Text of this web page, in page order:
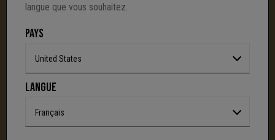
UNE NOUVELLE PAGE S'ÉCRIT AVEC IKKS
C'est la fin d'une aventure : le site I.Code ferme
définitivement.Mais l'audace, la créativité
langue que vous souhaitez.
PAYS
United States
LANGUE
Français